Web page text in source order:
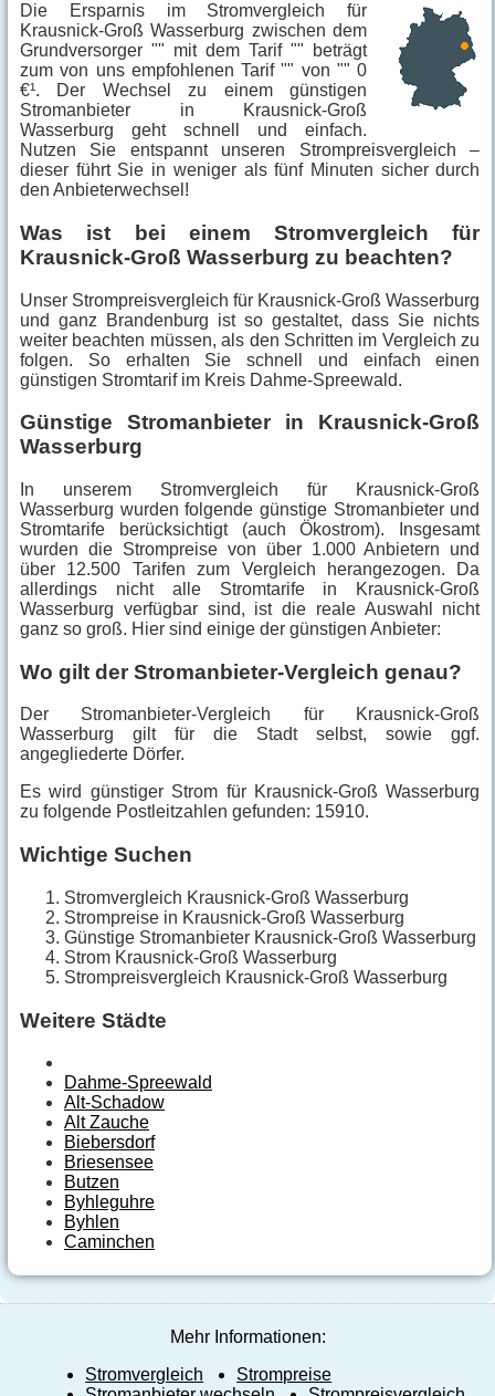
Die Ersparnis im Stromvergleich für
Krausnick-Groß Wasserburg zwischen dem
Grundversorger "" mit dem Tarif "" beträgt
zum von uns empfohlenen Tarif "" von "" 0
€¹. Der Wechsel zu einem günstigen
Stromanbieter in Krausnick-Groß
Wasserburg geht schnell und einfach.
Nutzen Sie entspannt unseren Strompreisvergleich –
dieser führt Sie in weniger als fünf Minuten sicher durch
den Anbieterwechsel!
Was ist bei einem Stromvergleich für
Krausnick-Groß Wasserburg zu beachten?
Unser Strompreisvergleich für Krausnick-Groß Wasserburg
und ganz Brandenburg ist so gestaltet, dass Sie nichts
weiter beachten müssen, als den Schritten im Vergleich zu
folgen. So erhalten Sie schnell und einfach einen
günstigen Stromtarif im Kreis Dahme-Spreewald.
Günstige Stromanbieter in Krausnick-Groß
Wasserburg
In unserem Stromvergleich für Krausnick-Groß
Wasserburg wurden folgende günstige Stromanbieter und
Stromtarife berücksichtigt (auch Ökostrom). Insgesamt
wurden die Strompreise von über 1.000 Anbietern und
über 12.500 Tarifen zum Vergleich herangezogen. Da
allerdings nicht alle Stromtarife in Krausnick-Groß
Wasserburg verfügbar sind, ist die reale Auswahl nicht
ganz so groß. Hier sind einige der günstigen Anbieter:
Wo gilt der Stromanbieter-Vergleich genau?
Der Stromanbieter-Vergleich für Krausnick-Groß
Wasserburg gilt für die Stadt selbst, sowie ggf.
angegliederte Dörfer.
Es wird günstiger Strom für Krausnick-Groß Wasserburg
zu folgende Postleitzahlen gefunden: 15910.
Wichtige Suchen
Stromvergleich Krausnick-Groß Wasserburg
Strompreise in Krausnick-Groß Wasserburg
Günstige Stromanbieter Krausnick-Groß Wasserburg
Strom Krausnick-Groß Wasserburg
Strompreisvergleich Krausnick-Groß Wasserburg
Weitere Städte
Dahme-Spreewald
Alt-Schadow
Alt Zauche
Biebersdorf
Briesensee
Butzen
Byhleguhre
Byhlen
Caminchen
Mehr Informationen:
Stromvergleich
Strompreise